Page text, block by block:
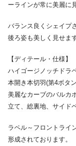
ーラインが常に美麗に
バランス良くシェイプ
後ろ姿も美しく見せま
【ディテール・仕様】
ハイゴージノッチドラ
本開き本切羽(第4ボタ
美麗なカーブのバルカ
立て、総裏地、サイド
ラペル～フロントライ
形成されております。